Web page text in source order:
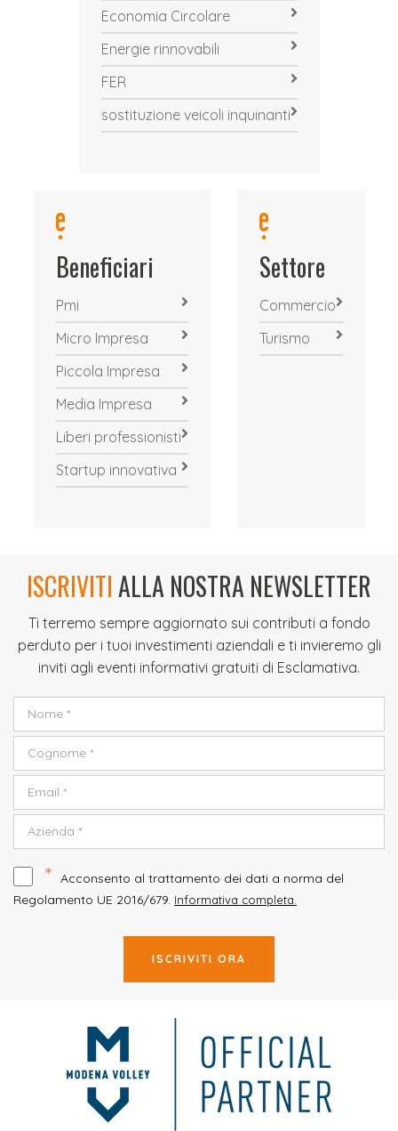
Economia Circolare
Energie rinnovabili
FER
sostituzione veicoli inquinanti
Beneficiari
Pmi
Micro Impresa
Piccola Impresa
Media Impresa
Liberi professionisti
Startup innovativa
Settore
Commercio
Turismo
ISCRIVITIALLA NOSTRA NEWSLETTER
Ti terremo sempre aggiornato sui contributi a fondo
perduto per i tuoi investimenti aziendali e ti invieremo gli
inviti agli eventi informativi gratuiti di Esclamativa.
* Acconsento al trattamento dei dati a norma del
Regolamento UE 2016/679. Informativa completa.
ISCRIVITI ORA